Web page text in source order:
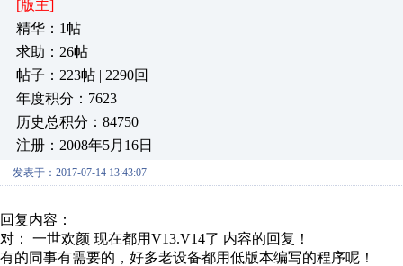
[版主]
精华：1帖
求助：26帖
帖子：223帖 | 2290回
年度积分：7623
历史总积分：84750
注册：2008年5月16日
发表于：2017-07-14 13:43:07
回复内容：
对： 一世欢颜 现在都用V13.V14了 内容的回复！
有的同事有需要的，好多老设备都用低版本编写的程序呢！